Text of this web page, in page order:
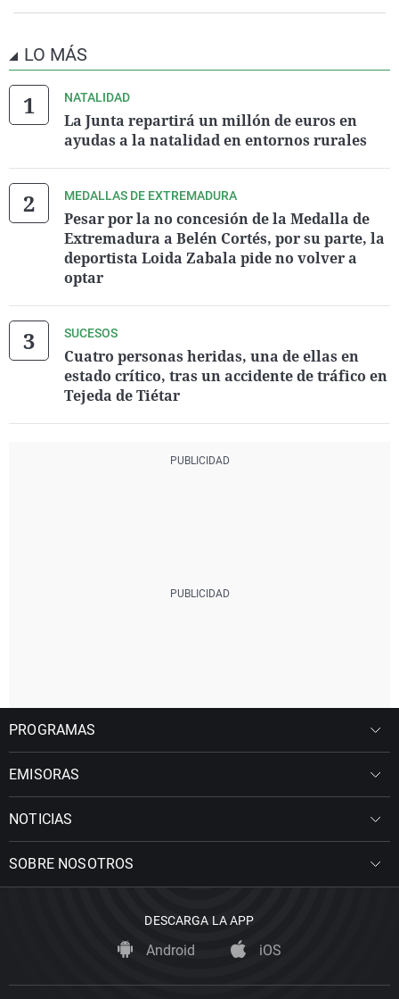
LO MÁS
NATALIDAD
La Junta repartirá un millón de euros en
ayudas a la natalidad en entornos rurales
MEDALLAS DE EXTREMADURA
Pesar por la no concesión de la Medalla de
Extremadura a Belén Cortés, por su parte, la
deportista Loida Zabala pide no volver a
optar
SUCESOS
Cuatro personas heridas, una de ellas en
estado crítico, tras un accidente de tráfico en
Tejeda de Tiétar
PROGRAMAS
EMISORAS
NOTICIAS
SOBRE NOSOTROS
DESCARGA LA APP
Android iOS